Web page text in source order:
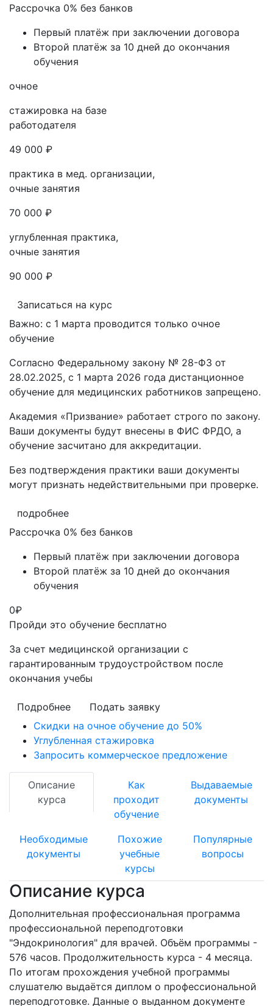
Рассрочка 0% без банков
Первый платёж при заключении договора
Второй платёж за 10 дней до окончания
обучения
очное
стажировка на базе
работодателя
49 000 ₽
практика в мед. организации,
очные занятия
70 000 ₽
углубленная практика,
очные занятия
90 000 ₽
Записаться на курс
Важно: с 1 марта проводится только очное
обучение
Согласно Федеральному закону № 28-ФЗ от
28.02.2025, с 1 марта 2026 года дистанционное
обучение для медицинских работников запрещено.
Академия «Призвание» работает строго по закону.
Ваши документы будут внесены в ФИС ФРДО, а
обучение засчитано для аккредитации.
Без подтверждения практики ваши документы
могут признать недействительными при проверке.
подробнее
Рассрочка 0% без банков
Первый платёж при заключении договора
Второй платёж за 10 дней до окончания
обучения
0₽
Пройди это обучение бесплатно
За счет медицинской организации с
гарантированным трудоустройством после
окончания учебы
Подробнее
Подать заявку
Скидки на очное обучение до 50%
Углубленная стажировка
Запросить коммерческое предложение
Описание
курса
Как
проходит
обучение
Выдаваемые
документы
Необходимые
документы
Похожие
учебные
курсы
Популярные
вопросы
Описание курса
Дополнительная профессиональная программа
профессиональной переподготовки
"Эндокринология" для врачей. Объём программы -
576 часов. Продолжительность курса - 4 месяца.
По итогам прохождения учебной программы
слушателю выдаётся диплом о профессиональной
переподготовке. Данные о выданном документе